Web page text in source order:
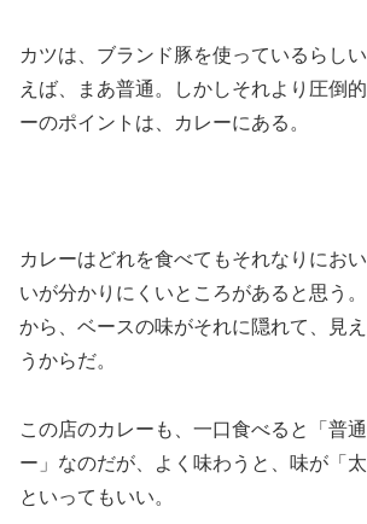
カツは、ブランド豚を使っているらし
えば、まあ普通。しかしそれより圧倒
ーのポイントは、カレーにある。
カレーはどれを食べてもそれなりにお
いが分かりにくいところがあると思う
から、ベースの味がそれに隠れて、見
うからだ。
この店のカレーも、一口食べると「普
ー」なのだが、よく味わうと、味が「太
といってもいい。